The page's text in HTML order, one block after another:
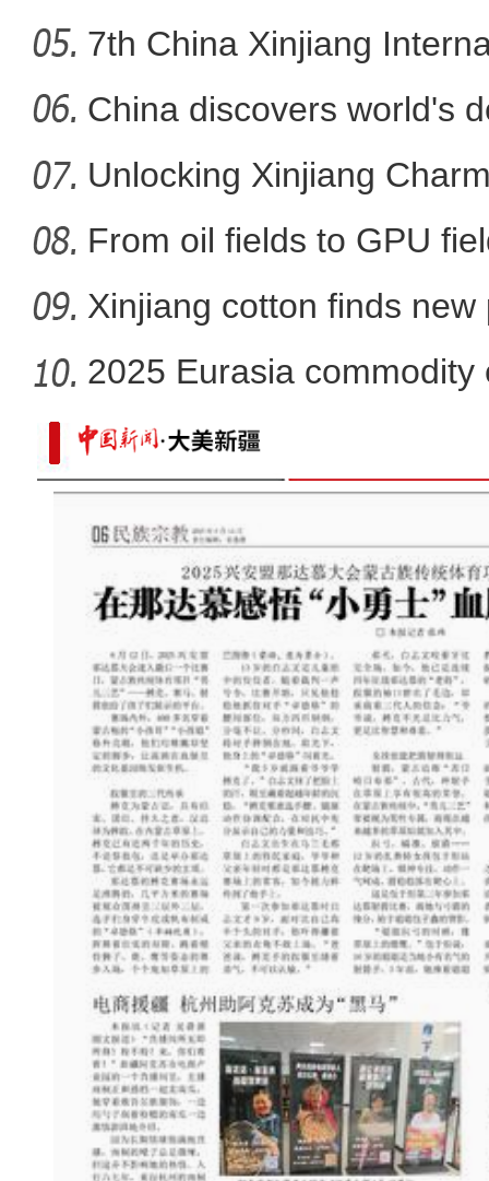
和田娃娃跨越4000公里
新疆龟兹小巷：昔日“泥巴
7th China Xinjiang
China discovers world's
Unlocking Xinjiang
From oil fields to GPU
Xinjiang cotton finds
2025 Eurasia commodity
Xin